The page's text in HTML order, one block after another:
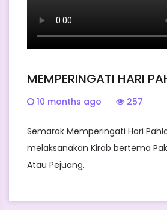
MEMPERINGATI HARI
10 months ago 257
Semarak Memperingati Hari
melaksanakan Kirab bertema
Atau Pejuang.